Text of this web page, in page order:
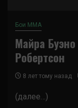
Бои ММА
Майра
Робертсон
8 лет тому назад
(далее…)